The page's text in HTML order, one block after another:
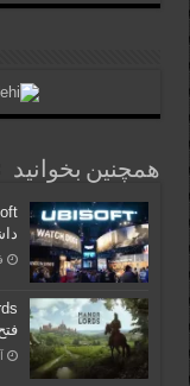
همچنین بخوانید